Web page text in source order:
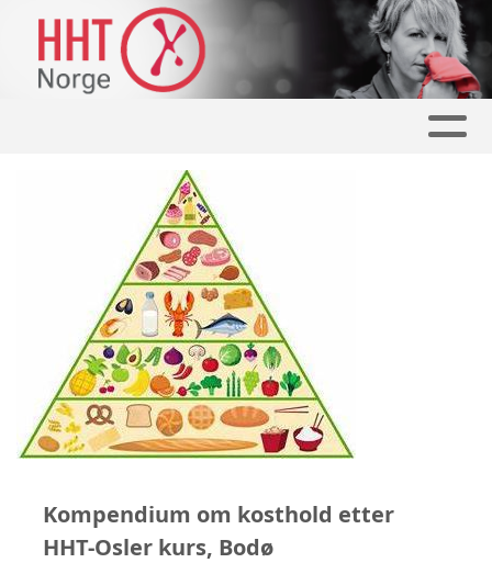
Kompendium om kosthold etter
HHT-Osler kurs, Bodø